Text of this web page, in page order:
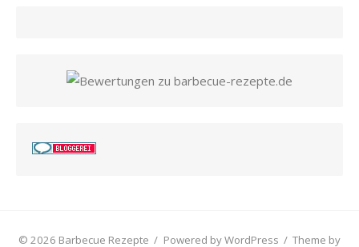
© 2026 Barbecue Rezepte / Powered by WordPress / Theme by